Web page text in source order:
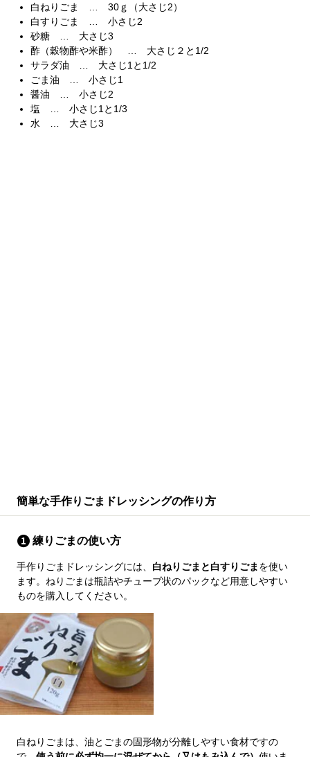
白ねりごま … 30ｇ（大さじ2）
白すりごま … 小さじ2
砂糖 … 大さじ3
酢（穀物酢や米酢） … 大さじ２と1/2
サラダ油 … 大さじ1と1/2
ごま油 … 小さじ1
醤油 … 小さじ2
塩 … 小さじ1と1/3
水 … 大さじ3
簡単な手作りごまドレッシングの作り方
練りごまの使い方
手作りごまドレッシングには、 白ねりごまと白すりごま を使い
ます。ねりごまは瓶詰やチューブ状のパックなど用意しやすい
ものを購入してください。
白ねりごまは、油とごまの固形物が分離しやすい食材ですの